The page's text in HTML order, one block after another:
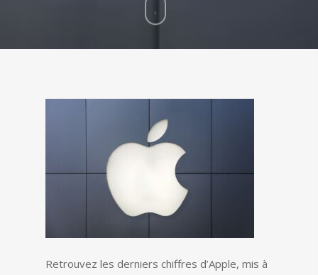
Retrouvez les derniers chiffres d’Apple, mis à